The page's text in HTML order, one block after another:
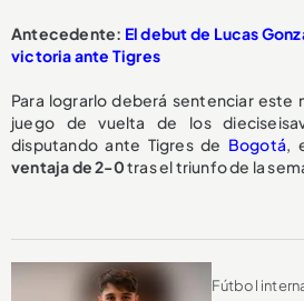
Antecedente: El debut de Lucas
victoria ante Tigres
Para lograrlo deberá sentenciar este
juego de vuelta de los
disputando ante Tigres de Bogotá,
ventaja de 2-0tras el triunfo de la
Fútbol